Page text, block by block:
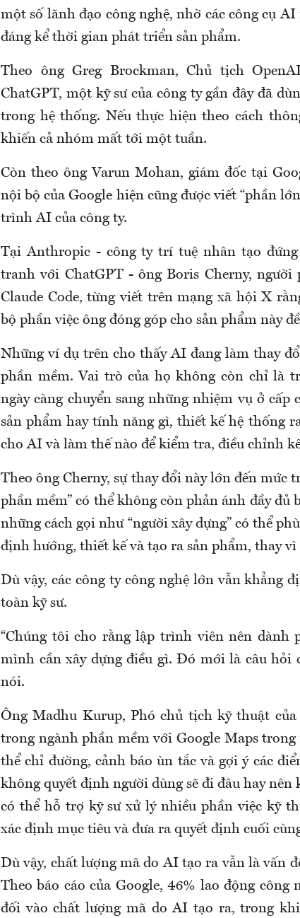
một số lãnh đạo công nghệ, nhờ các công cụ
đáng kể thời gian phát triển sản phẩm.
Theo ông Greg Brockman, Chủ tịch
ChatGPT, một kỹ sư của công ty gần đây đã
trong hệ thống. Nếu thực hiện theo cách
khiến cả nhóm mất tới một tuần.
Còn theo ông Varun Mohan, giám đốc tại
nội bộ của Google hiện cũng được viết “phần
trình AI của công ty.
Tại Anthropic - công ty trí tuệ nhân tạo đứng
tranh với ChatGPT - ông Boris Cherny,
Claude Code, từng viết trên mạng xã hội X
bộ phần việc ông đóng góp cho sản phẩm này
Những ví dụ trên cho thấy AI đang làm thay
phần mềm. Vai trò của họ không còn chỉ là
ngày càng chuyển sang những nhiệm vụ ở cấp
sản phẩm hay tính năng gì, thiết kế hệ thống
cho AI và làm thế nào để kiểm tra, điều chỉnh
Theo ông Cherny, sự thay đổi này lớn đến mức
phần mềm” có thể không còn phản ánh đầy đủ
những cách gọi như “người xây dựng” có thể
định hướng, thiết kế và tạo ra sản phẩm, thay
Dù vậy, các công ty công nghệ lớn vẫn khẳng
toàn kỹ sư.
“Chúng tôi cho rằng lập trình viên nên dành
mình cần xây dựng điều gì. Đó mới là câu hỏi
nói.
Ông Madhu Kurup, Phó chủ tịch kỹ thuật
trong ngành phần mềm với Google Maps trong
thể chỉ đường, cảnh báo ùn tắc và gợi ý các
không quyết định người dùng sẽ đi đâu hay
có thể hỗ trợ kỹ sư xử lý nhiều phần việc kỹ
xác định mục tiêu và đưa ra quyết định cuối
Dù vậy, chất lượng mã do AI tạo ra vẫn là vấn
Theo báo cáo của Google, 46% lao động
đối vào chất lượng mã do AI tạo ra, trong